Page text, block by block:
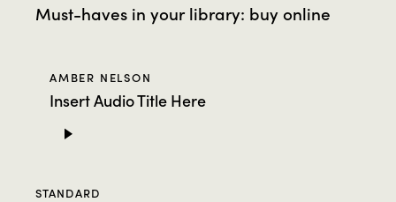
Must-haves in your library: buy online
AMBER NELSON
Insert Audio Title Here
Player
STANDARD